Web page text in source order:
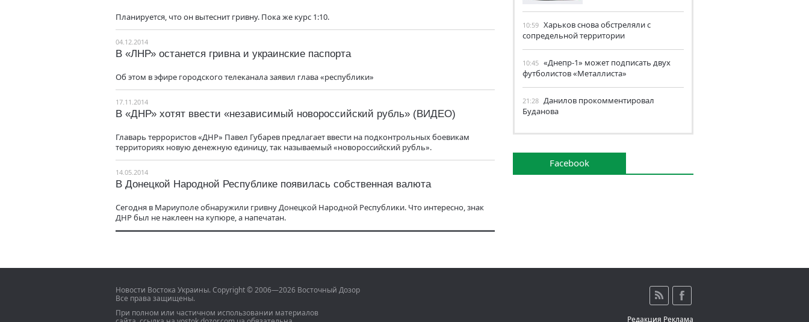
Планируется, что он вытеснит гривну. Пока же курс 1:10.
04.12.2014
В «ЛНР» останется гривна и украинские паспорта
Об этом в эфире городского телеканала заявил глава «республики»
17.11.2014
В «ДНР» хотят ввести «независимый новороссийский рубль» (ВИДЕО)
Главарь террористов «ДНР» Павел Губарев предлагает ввести на подконтрольных боевикам
территориях новую денежную единицу, так называемый «новороссийский рубль».
14.05.2014
В Донецкой Народной Республике появилась собственная валюта
Сегодня в Мариуполе обнаружили гривну Донецкой Народной Республики. Что интересно, знак
ДНР был не наклеен на купюре, а напечатан.
10:59 Харьков снова обстреляли с
сопредельной территории
10:45 «Днепр-1» может подписать двух
футболистов «Металлиста»
21:28 Данилов прокомментировал
Буданова
Facebook
Новости Востока Украины. Copyright © 2006—2026 Восточный Дозор
Все права защищены.
При полном или частичном использовании материалов
Редакция Реклама